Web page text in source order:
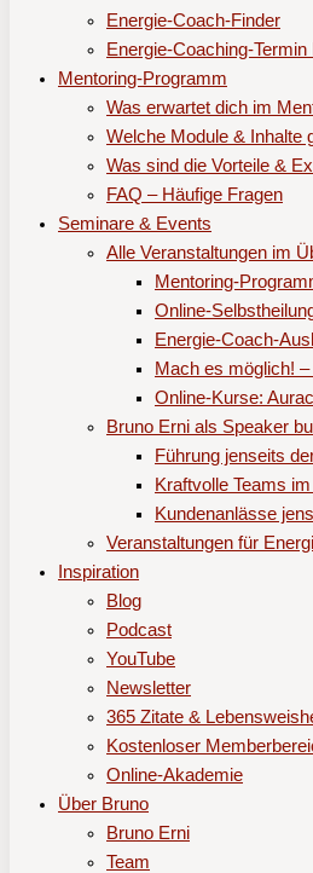
Energie-Coach-Finder
Energie-Coaching-Termin
Mentoring-Programm
Was erwartet dich im
Welche Module & Inhalte
Was sind die Vorteile &
FAQ – Häufige Fragen
Seminare & Events
Alle Veranstaltungen im
Mentoring-
Online-
Energie-Coach-
Mach es möglich!
Online-Kurse:
Bruno Erni als Speaker
Führung jenseits
Kraftvolle Teams
Kundenanlässe
Veranstaltungen für
Inspiration
Blog
Podcast
YouTube
Newsletter
365 Zitate &
Kostenloser
Online-Akademie
Über Bruno
Bruno Erni
Team